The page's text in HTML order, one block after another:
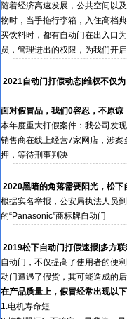
随着经济高速发展，公共空间以
物时，当手拖行李箱，入住高档
买饮料时，都有自动门在出入口
员，管理进出的权限，为我们开
2021自动门打假动态|维权不仅
面对假冒品，我们0容忍，不原谅
本年度重大打假案件：我公司发
销售商在线上经营7家网店，涉
押，等待刑事判决
2020黑暗的角落需要阳光，松下
根据实名举报，公安局执法人员
的“Panasonic”商标牌自动门
2019松下自动门打假速报|多方联
自动门，不仅提高了使用者的便
动门遭遇了假货，其可能造成的
在产品质量上，假冒经常出现以下
1.电机寿命短